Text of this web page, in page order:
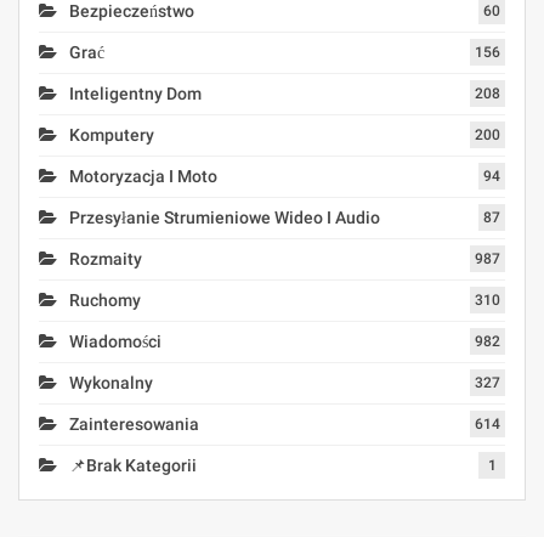
Bezpieczeństwo 60
Grać 156
Inteligentny Dom 208
Komputery 200
Motoryzacja I Moto 94
Przesyłanie Strumieniowe Wideo I Audio 87
Rozmaity 987
Ruchomy 310
Wiadomości 982
Wykonalny 327
Zainteresowania 614
📌Brak Kategorii 1